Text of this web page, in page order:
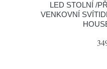
LED STOLNÍ /
VENKOVNÍ